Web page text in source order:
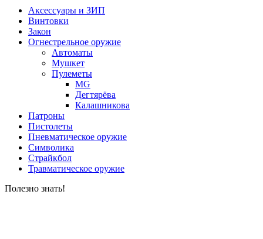
Аксессуары и ЗИП
Винтовки
Закон
Огнестрельное оружие
Автоматы
Мушкет
Пулеметы
MG
Дегтярёва
Калашникова
Патроны
Пистолеты
Пневматическое оружие
Символика
Страйкбол
Травматическое оружие
Полезно знать!